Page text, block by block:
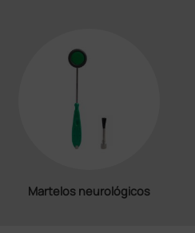
Martelos neurológicos